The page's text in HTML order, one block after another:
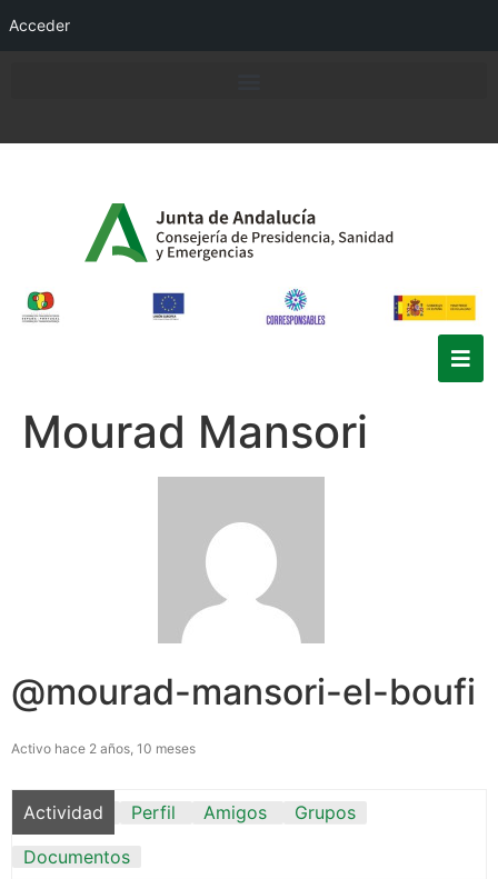
Acceder
Mourad Mansori
@mourad-mansori-el-boufi
Activo hace 2 años, 10 meses
Actividad Perfil Amigos
Grupos
Documentos